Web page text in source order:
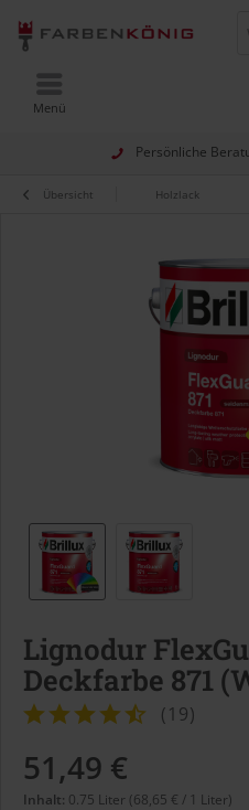
Persönliche
Menü
Übersicht Holzlack
Lignodur
Deckfarbe 871
(19)
51,49 €
Inhalt: 0.75 Liter (68,65 € / 1 Liter)